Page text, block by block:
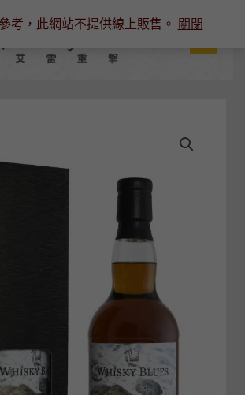
考，此網站不提供線上販售。 關閉